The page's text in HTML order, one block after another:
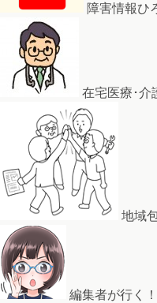
障害情報ひ
在宅医療･介
地域
編集者が行く！